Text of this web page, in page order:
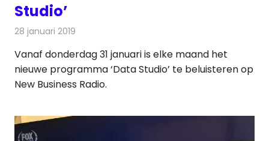
Studio’
28 januari 2019
Vanaf donderdag 31 januari is elke maand het
nieuwe programma ‘Data Studio’ te beluisteren op
New Business Radio.